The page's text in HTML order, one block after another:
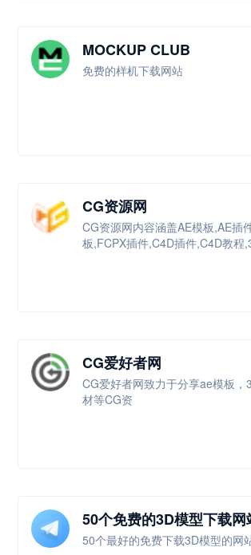
MOCKUP CLUB
免费的样机下载网站
CG资源网
CG资源网内容涵盖AE模板,AE插
板,FCPX插件,C4D插件,C4D教程
CG爱好者网
CG爱好者网致力于分享ae模板，
材等CG资
50个免费的3D模型下载网
50个最好的免费下载3D模型的网